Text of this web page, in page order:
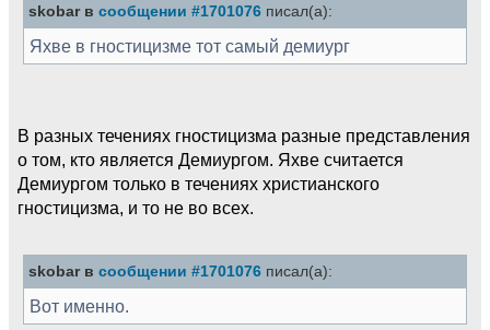
skobar в сообщении #1701076 писал(а):
Яхве в гностицизме тот самый демиург
В разных течениях гностицизма разные представления
о том, кто является Демиургом. Яхве считается
Демиургом только в течениях христианского
гностицизма, и то не во всех.
skobar в сообщении #1701076 писал(а):
Вот именно.